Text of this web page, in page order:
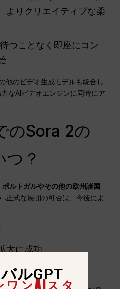
よりクリエイティブな柔
つことなく即座にコン
他のビデオ生成モデルも統合し
なAIビデオエンジンに同時にア
のSora 2の
つ？
ポルトガルやその他の欧州諸国
. .正式な展開の可否は、今後によ
大に成功
拡大戦略
ルGPT
ワンAIスタ